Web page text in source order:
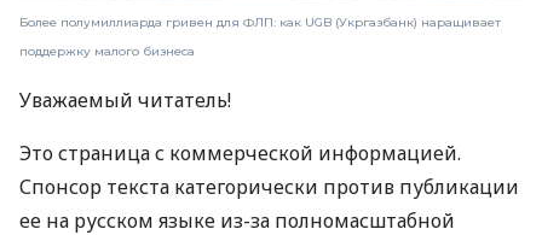
Более полумиллиарда гривен для ФЛП: как UGB (Укргазбанк) наращивает
поддержку малого бизнеса
Уважаемый читатель!
Это страница с коммерческой информацией.
Спонсор текста категорически против публикации
ее на русском языке из-за полномасштабной